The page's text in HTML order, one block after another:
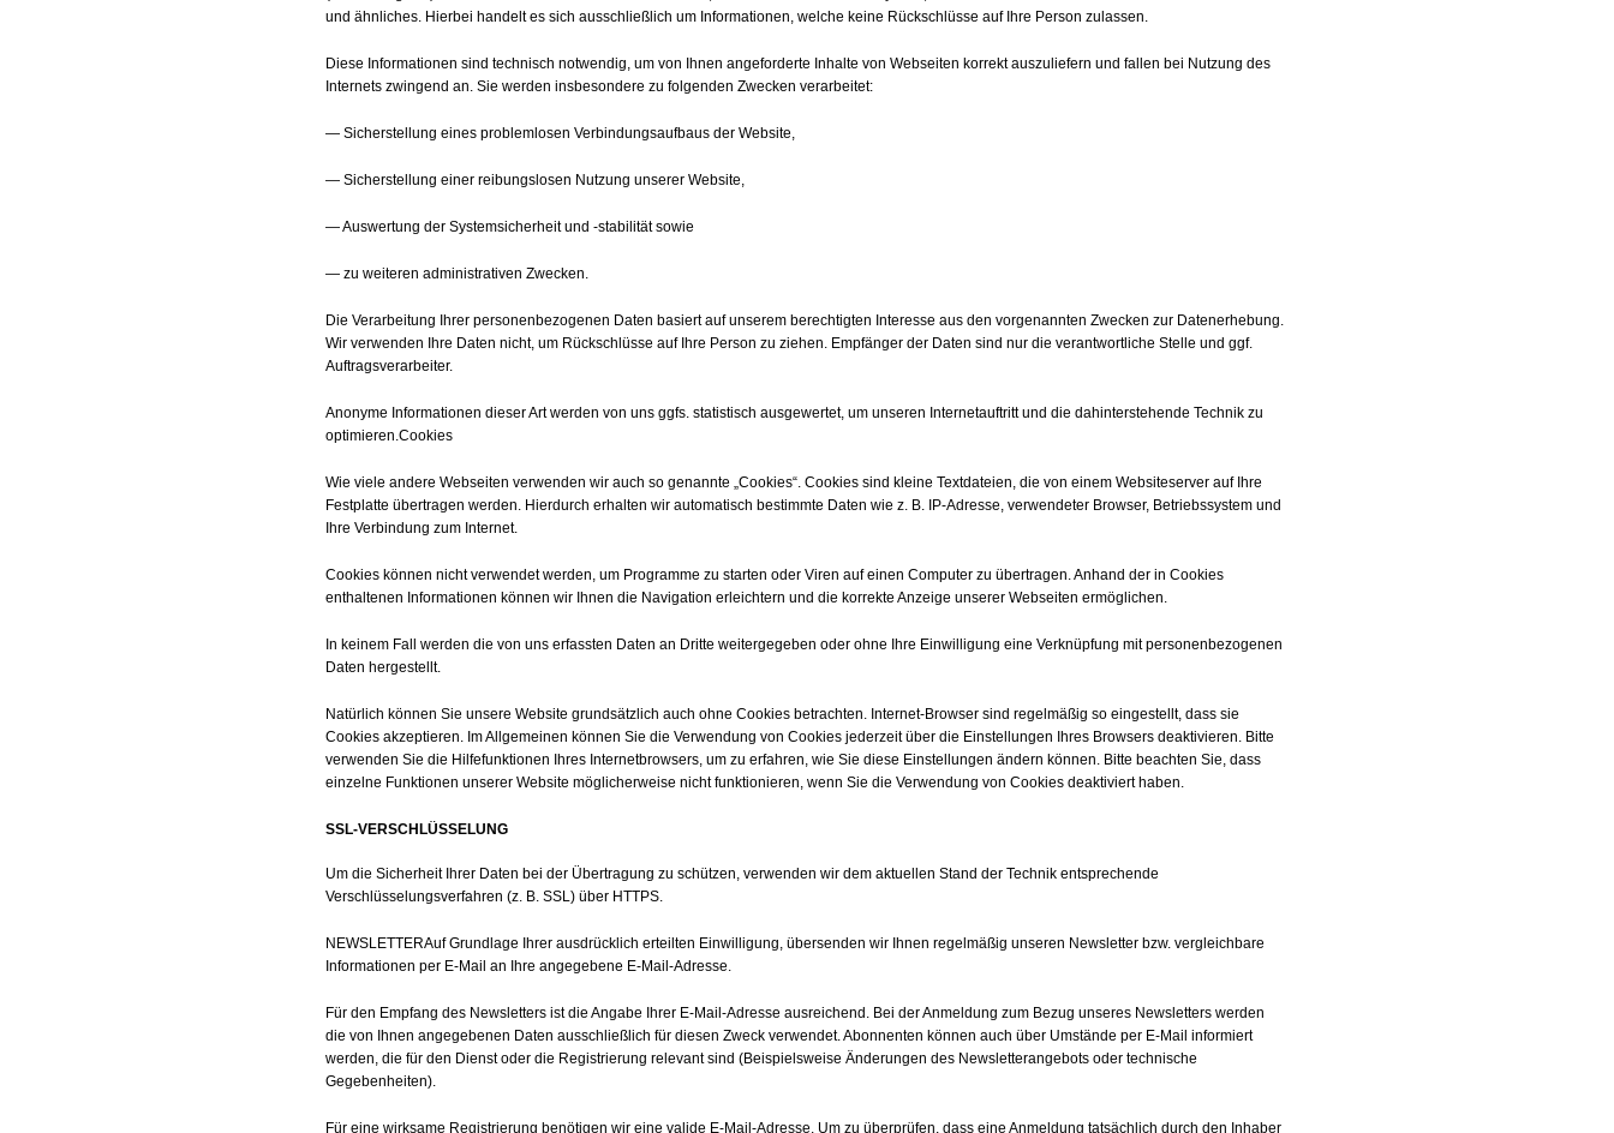
und ähnliches. Hierbei handelt es sich ausschließlich um Informationen, welche keine Rückschlüsse auf Ihre Person zulassen.
Diese Informationen sind technisch notwendig, um von Ihnen angeforderte Inhalte von Webseiten korrekt auszuliefern und fallen bei Nutzung des
Internets zwingend an. Sie werden insbesondere zu folgenden Zwecken verarbeitet:
— Sicherstellung eines problemlosen Verbindungsaufbaus der Website,
— Sicherstellung einer reibungslosen Nutzung unserer Website,
— Auswertung der Systemsicherheit und -stabilität sowie
— zu weiteren administrativen Zwecken.
Die Verarbeitung Ihrer personenbezogenen Daten basiert auf unserem berechtigten Interesse aus den vorgenannten Zwecken zur Datenerhebung.
Wir verwenden Ihre Daten nicht, um Rückschlüsse auf Ihre Person zu ziehen. Empfänger der Daten sind nur die verantwortliche Stelle und ggf.
Auftragsverarbeiter.
Anonyme Informationen dieser Art werden von uns ggfs. statistisch ausgewertet, um unseren Internetauftritt und die dahinterstehende Technik zu
optimieren.Cookies
Wie viele andere Webseiten verwenden wir auch so genannte „Cookies“. Cookies sind kleine Textdateien, die von einem Websiteserver auf Ihre
Festplatte übertragen werden. Hierdurch erhalten wir automatisch bestimmte Daten wie z. B. IP-Adresse, verwendeter Browser, Betriebssystem und
Ihre Verbindung zum Internet.
Cookies können nicht verwendet werden, um Programme zu starten oder Viren auf einen Computer zu übertragen. Anhand der in Cookies
enthaltenen Informationen können wir Ihnen die Navigation erleichtern und die korrekte Anzeige unserer Webseiten ermöglichen.
In keinem Fall werden die von uns erfassten Daten an Dritte weitergegeben oder ohne Ihre Einwilligung eine Verknüpfung mit personenbezogenen
Daten hergestellt.
Natürlich können Sie unsere Website grundsätzlich auch ohne Cookies betrachten. Internet-Browser sind regelmäßig so eingestellt, dass sie
Cookies akzeptieren. Im Allgemeinen können Sie die Verwendung von Cookies jederzeit über die Einstellungen Ihres Browsers deaktivieren. Bitte
verwenden Sie die Hilfefunktionen Ihres Internetbrowsers, um zu erfahren, wie Sie diese Einstellungen ändern können. Bitte beachten Sie, dass
einzelne Funktionen unserer Website möglicherweise nicht funktionieren, wenn Sie die Verwendung von Cookies deaktiviert haben.
SSL-VERSCHLÜSSELUNG
Um die Sicherheit Ihrer Daten bei der Übertragung zu schützen, verwenden wir dem aktuellen Stand der Technik entsprechende
Verschlüsselungsverfahren (z. B. SSL) über HTTPS.
NEWSLETTERAuf Grundlage Ihrer ausdrücklich erteilten Einwilligung, übersenden wir Ihnen regelmäßig unseren Newsletter bzw. vergleichbare
Informationen per E-Mail an Ihre angegebene E-Mail-Adresse.
Für den Empfang des Newsletters ist die Angabe Ihrer E-Mail-Adresse ausreichend. Bei der Anmeldung zum Bezug unseres Newsletters werden
die von Ihnen angegebenen Daten ausschließlich für diesen Zweck verwendet. Abonnenten können auch über Umstände per E-Mail informiert
werden, die für den Dienst oder die Registrierung relevant sind (Beispielsweise Änderungen des Newsletterangebots oder technische
Gegebenheiten).
Für eine wirksame Registrierung benötigen wir eine valide E-Mail-Adresse. Um zu überprüfen, dass eine Anmeldung tatsächlich durch den Inhaber